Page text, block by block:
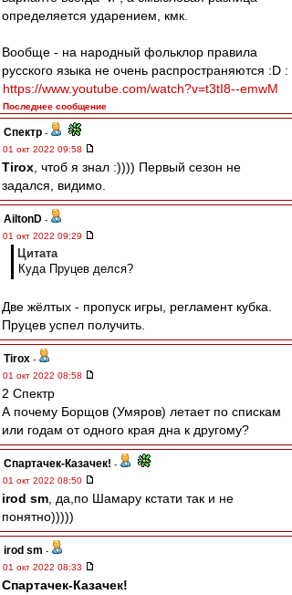
определяется ударением, кмк.
Вообще - на народный фольклор правила
русского языка не очень распространяются :D :
https://www.youtube.com/watch?v=t3tI8--emwM
Последнее сообщение
Спектр -
01 окт 2022 09:58
Tirox , чтоб я знал :)))) Первый сезон не
задался, видимо.
AiltonD -
01 окт 2022 09:29
Цитата
Куда Пруцев делся?
Две жёлтых - пропуск игры, регламент кубка.
Пруцев успел получить.
Tirox -
01 окт 2022 08:58
2 Спектр
А почему Борщов (Умяров) летает по спискам
или годам от одного края дна к другому?
Спартачек-Казачек! -
01 окт 2022 08:50
irod sm , да,по Шамару кстати так и не
понятно)))))
irod sm -
01 окт 2022 08:33
Спартачек-Казачек!